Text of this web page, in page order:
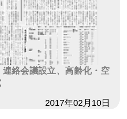
絡会議設立、高齢化・空
2017年02月10日